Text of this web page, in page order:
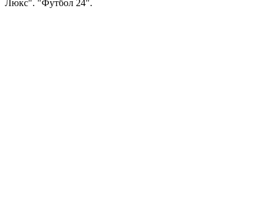
Люкс". "Футбол 24".